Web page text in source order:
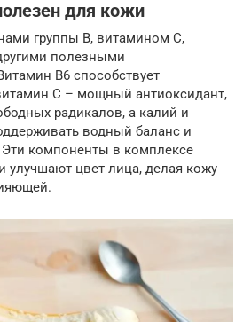
для кожи
группы B, витамином C,
полезными
B6 способствует
C – мощный антиоксидант,
радикалов, а калий и
водный баланс и
компоненты в комплексе
улучшают цвет лица, делая кожу